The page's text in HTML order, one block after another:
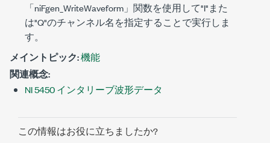
「niFgen_WriteWaveform 」関数を使用して"I"また
は"Q"のチャンネル名を指定することで実行しま
す。
メイントピック:機能
関連概念:
NI 5450 インタリーブ波形データ
この情報はお役に立ちましたか?